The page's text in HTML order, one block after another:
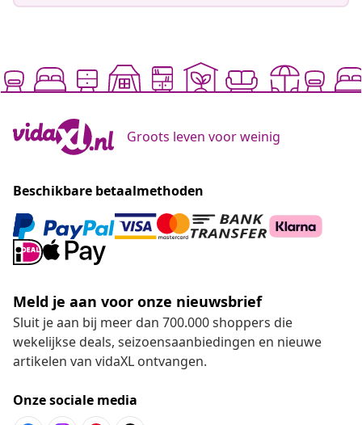
Groots leven voor weinig
Beschikbare betaalmethoden
Meld je aan voor onze nieuwsbrief
Sluit je aan bij meer dan 700.000 shoppers die
wekelijkse deals, seizoensaanbiedingen en nieuwe
artikelen van vidaXL ontvangen.
Onze sociale media